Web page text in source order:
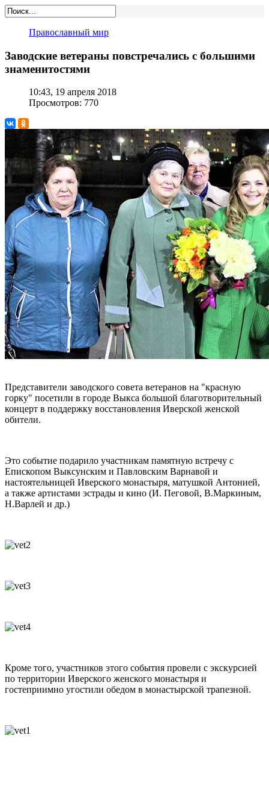
Православный мир
Заводские ветераны повстречались с большими
знаменитостями
10:43, 19 апреля 2018
Просмотров: 770
Представители заводского совета ветеранов на "красную
горку" посетили в городе Выкса большой благотворительный
концерт в поддержку восстановления Иверской женской
обители.
Это событие подарило участникам памятную встречу с
Епископом Выксунским и Павловским Варнавой и
настоятельницей Иверского монастыря, матушкой Антонией,
а также артистами эстрады и кино (И. Пеговой, В.Маркиным,
Н.Варлей и др.)
Кроме того, участников этого события провели с экскурсией
по территории Иверского женского монастыря и
гостеприимно угостили обедом в монастырской трапезной.